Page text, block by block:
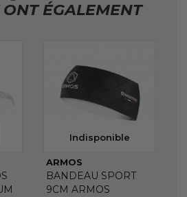
ÉGALEMENT
Indisponible
ARMOS
BANDEAU SPORT
9CM ARMOS